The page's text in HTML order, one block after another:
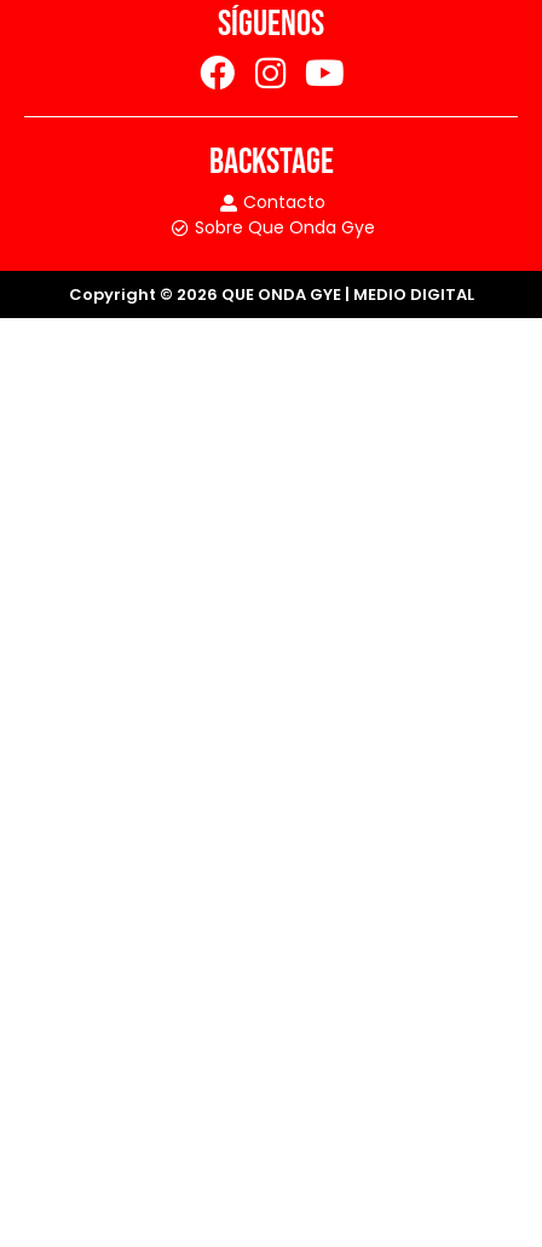
SÍGUENOS
BACKSTAGE
Contacto
Sobre Que Onda Gye
Copyright © 2026 QUE ONDA GYE | MEDIO DIGITAL